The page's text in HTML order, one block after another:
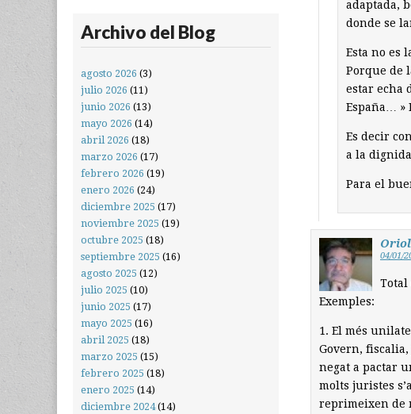
adaptada,
donde se
Esta no es
Porque de
estar echa
España… »
Es decir
a la
Para el
04/01/
Total
Exemples:
1. El més
Govern,
negat a pactar
molts juristes
reprimeixen de
Archivo del Blog
agosto 2026 (3)
julio 2026 (11)
junio 2026 (13)
mayo 2026 (14)
abril 2026 (18)
marzo 2026 (17)
febrero 2026 (19)
enero 2026 (24)
diciembre 2025 (17)
noviembre 2025 (19)
octubre 2025 (18)
septiembre 2025 (16)
agosto 2025 (12)
julio 2025 (10)
junio 2025 (17)
mayo 2025 (16)
abril 2025 (18)
marzo 2025 (15)
febrero 2025 (18)
enero 2025 (14)
diciembre 2024(14)